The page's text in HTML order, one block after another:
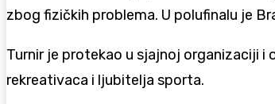
zbog fizičkih problema. U polufinalu je
Turnir je protekao u sjajnoj organizaciji
rekreativaca i ljubitelja sporta.